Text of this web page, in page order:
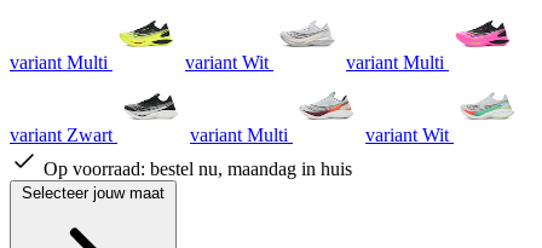
variant Multi variant Wit variant Multi
variant Zwart variant Multi
variant Wit
Op voorraad: bestel nu, maandag in huis
Selecteer jouw maat